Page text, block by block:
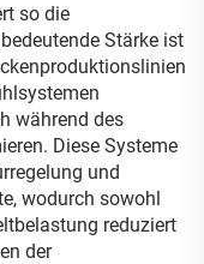
so die
Stärke ist
während des
Diese Systeme
und
wodurch sowohl
reduziert
der